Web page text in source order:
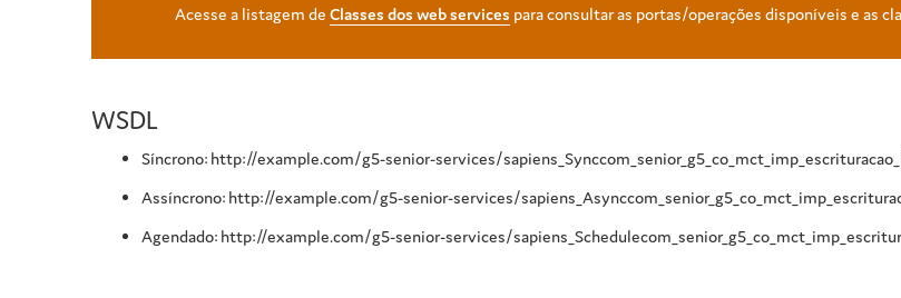
Acesse a listagem de Classes dos web services para consultar as portas/operações disponíveis e as
WSDL
Síncrono: http://example.com/g5-senior-services/
Assíncrono: http://example.com/g5-senior-services/
Agendado: http://example.com/g5-senior-services/